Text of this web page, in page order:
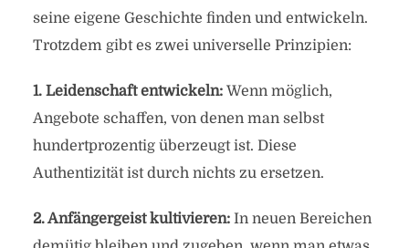
seine eigene Geschichte finden und entwickeln.
Trotzdem gibt es zwei universelle Prinzipien:
1. Leidenschaft entwickeln:Wenn möglich,
Angebote schaffen, von denen man selbst
hundertprozentig überzeugt ist. Diese
Authentizität ist durch nichts zu ersetzen.
2. Anfängergeist kultivieren:In neuen Bereichen